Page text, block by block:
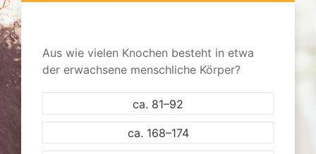
Aus wie vielen Knochen besteht in etwa
der erwachsene menschliche Körper?
ca. 81–92
ca. 168–174